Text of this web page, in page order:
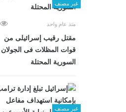
غير مصنف
منذ عام واحد
مقتل رقيب إسرائيلى من
قوات المظلات فى الجولان
السورية المحتلة
غير مصنف